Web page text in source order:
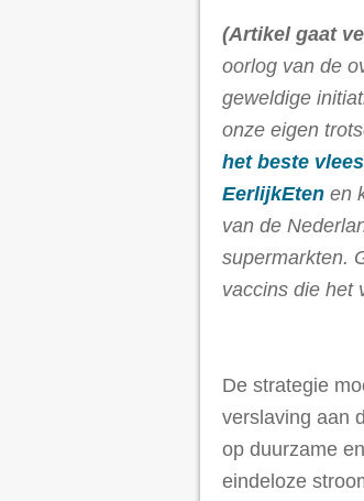
(Artikel gaat
oorlog van de
geweldige
onze eigen
het beste vlees
EerlijkEten en
van de
supermarkten.
vaccins die het
De strategie
verslaving aan
op duurzame
eindeloze